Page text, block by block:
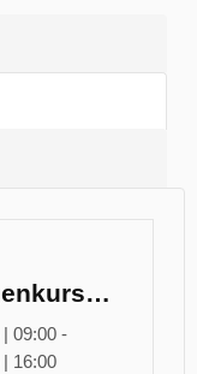
09:00 -
| 16:00